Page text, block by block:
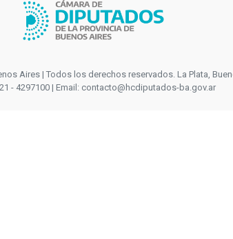
Aires | Todos los derechos reservados. La Plata,
- 4297100 | Email: contacto@hcdiputados-ba.gov.ar